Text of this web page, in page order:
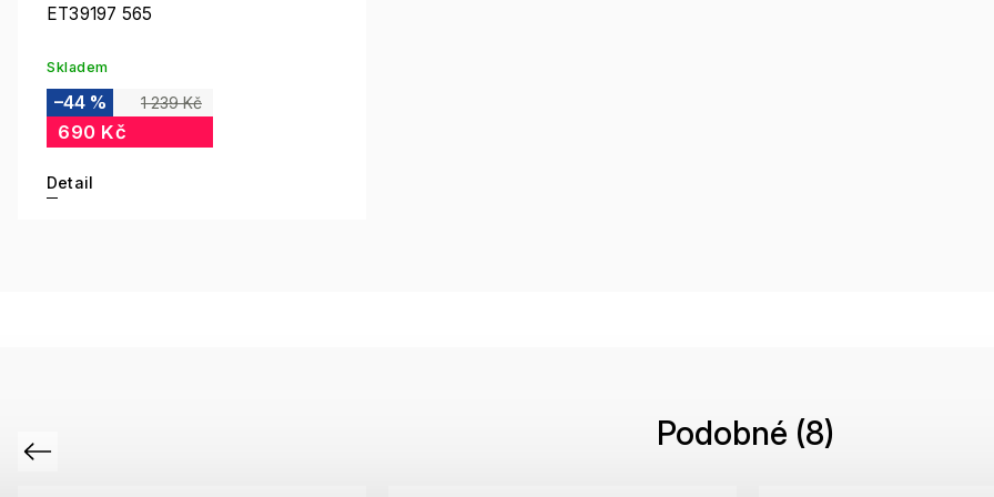
ET39197 565
Skladem
1 239 Kč
–44 %
690 Kč
Detail
Podobné (8)
Previous